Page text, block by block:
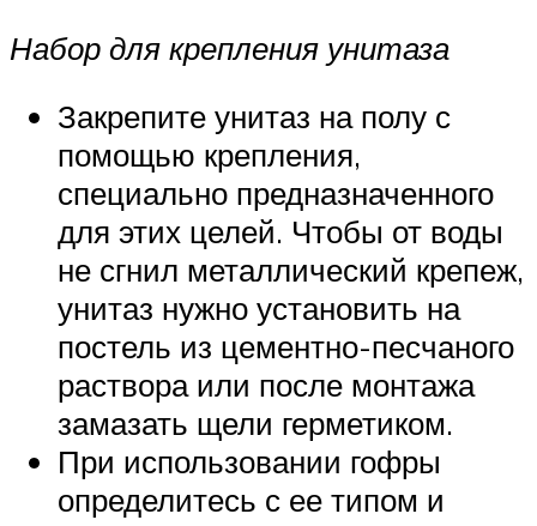
Набор для крепления унитаза
Закрепите унитаз на полу с
помощью крепления,
специально предназначенного
для этих целей. Чтобы от воды
не сгнил металлический крепеж,
унитаз нужно установить на
постель из цементно-песчаного
раствора или после монтажа
замазать щели герметиком.
При использовании гофры
определитесь с ее типом и